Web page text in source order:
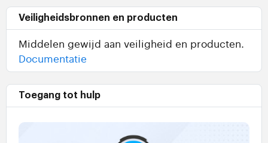
Veiligheidsbronnen en producten
Middelen gewijd aan veiligheid en producten.
Documentatie
Toegang tot hulp